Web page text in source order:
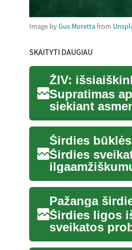
Image byGus Morettafrom
SKAITYTI DAUGIAU
ŽIV:
Supratimas
siekiant
testavim...
Širdies
Širdies
ank...
Pažanga
Širdies ligos
sveikatos
pastaraisiais